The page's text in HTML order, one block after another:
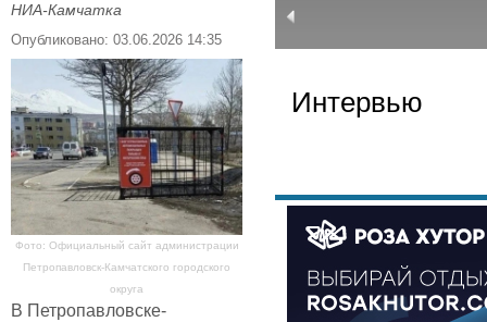
НИА-Камчатка
Опубликовано: 03.06.2026 14:35
Фото: Официальный сайт администрации
Петропавловск-Камчатского городского
округа
В Петропавловске-
Интервью